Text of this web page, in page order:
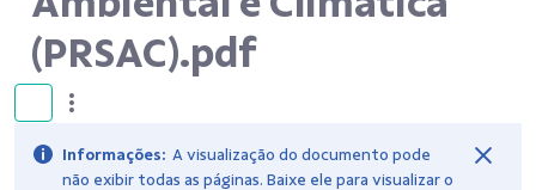
(PRSAC).pdf
Informações: A visualização do documento pode
não exibir todas as páginas. Baixe ele para visualizar o